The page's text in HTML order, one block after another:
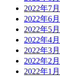
2022年7月
2022年6月
2022年5月
2022年4月
2022年3月
2022年2月
2022年1月